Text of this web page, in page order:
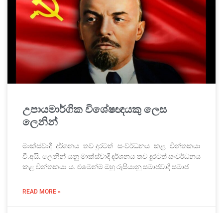
උපායමාර්ගික විශේෂඥයකු ලෙස
ලෙනින්
මාක්ස්වාදී දර්ශනය තව දුරටත් සංවර්ධනය කළ චින්තකයා
වී.අයි. ලෙනින් යනු මාක්ස්වාදී දර්ශනය තව දුරටත් සංවර්ධනය
කළ චින්තකයා ය. එමෙන්ම ඔහු රුසියානු සමාජවාදී සමාජ
READ MORE »